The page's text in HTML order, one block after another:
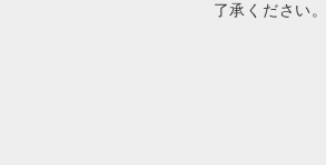
了承ください。